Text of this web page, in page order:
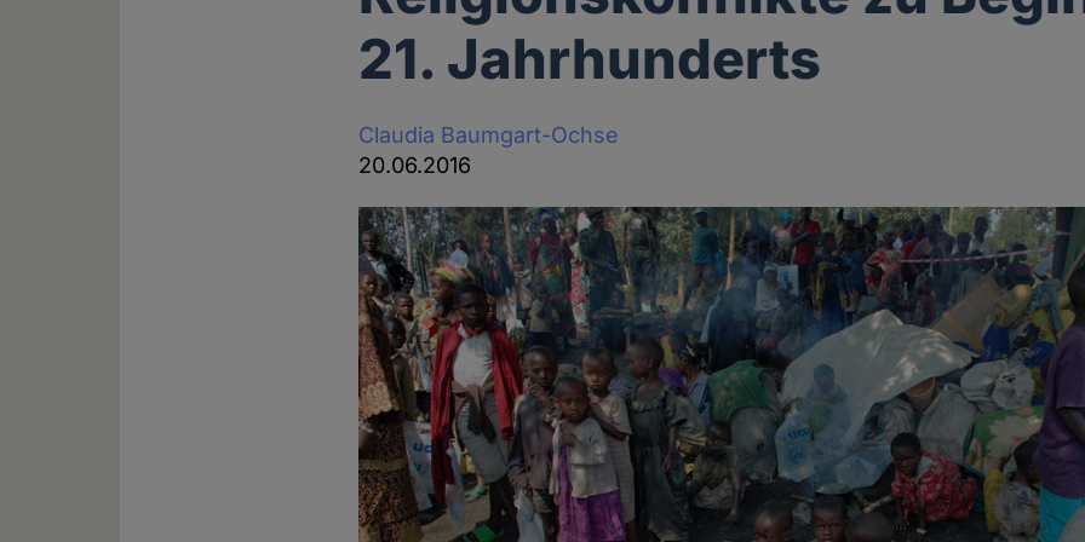
21. Jahrhunderts
Claudia Baumgart-Ochse
20.06.2016